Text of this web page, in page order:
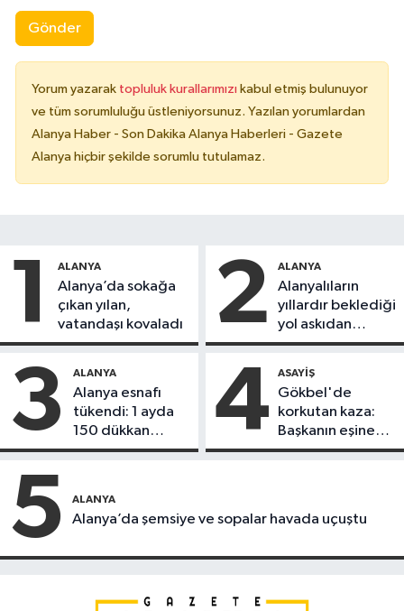
Gönder
Yorum yazarak topluluk kurallarımızı kabul etmiş bulunuyor
ve tüm sorumluluğu üstleniyorsunuz. Yazılan yorumlardan
Alanya Haber - Son Dakika Alanya Haberleri - Gazete
Alanya hiçbir şekilde sorumlu tutulamaz.
1 ALANYA
Alanya’da sokağa
çıkan yılan,
vatandaşı kovaladı
2 ALANYA
Alanyalıların
yıllardır beklediği
yol askıdan
döndü
3 ALANYA
Alanya esnafı
tükendi: 1 ayda
150 dükkan
kapandı
4 ASAYIŞ
Gökbel'de
korkutan kaza:
Başkanın eşine
motosiklet çarptı
5 ALANYA
Alanya’da şemsiye ve sopalar havada uçuştu